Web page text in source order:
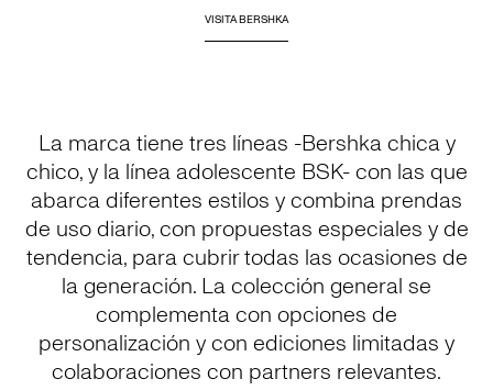
VISITA BERSHKA
La marca tiene tres líneas -Bershka chica y
chico, y la línea adolescente BSK- con las que
abarca diferentes estilos y combina prendas
de uso diario, con propuestas especiales y de
tendencia, para cubrir todas las ocasiones de
la generación. La colección general se
complementa con opciones de
personalización y con ediciones limitadas y
colaboraciones con partners relevantes.